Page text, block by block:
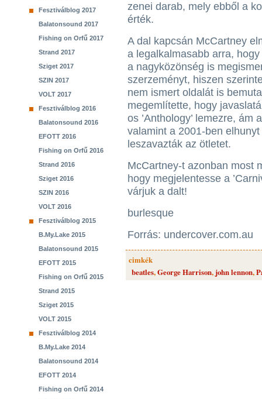
Fesztiválblog 2017
Balatonsound 2017
Fishing on Orfű 2017
Strand 2017
Sziget 2017
SZIN 2017
VOLT 2017
Fesztiválblog 2016
Balatonsound 2016
EFOTT 2016
Fishing on Orfű 2016
Strand 2016
Sziget 2016
SZIN 2016
VOLT 2016
Fesztiválblog 2015
B.My.Lake 2015
Balatonsound 2015
EFOTT 2015
Fishing on Orfű 2015
Strand 2015
Sziget 2015
VOLT 2015
Fesztiválblog 2014
B.My.Lake 2014
Balatonsound 2014
EFOTT 2014
Fishing on Orfű 2014
zenei darab, mely ebből a
érték.
A dal kapcsán McCartney
a legalkalmasabb arra, hogy
a nagyközönség is
szerzeményt, hiszen
nem ismert oldalát is
megemlítette, hogy
os ’Anthology’ lemezre,
valamint a 2001-ben
leszavazták az ötletet.
McCartney-t azonban most
hogy megjelentesse a
várjuk a dalt!
burlesque
Forrás: undercover.com.au
cimkék
beatles,George Harrison, john lennon,